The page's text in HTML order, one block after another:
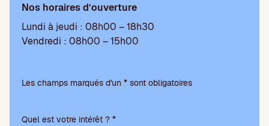
Nos horaires d’ouverture
Lundi à jeudi : 08h00 – 18h30
Vendredi : 08h00 – 15h00
e
l
Les champs marqués d'un * sont obligatoires
Quel est votre intérêt ? *